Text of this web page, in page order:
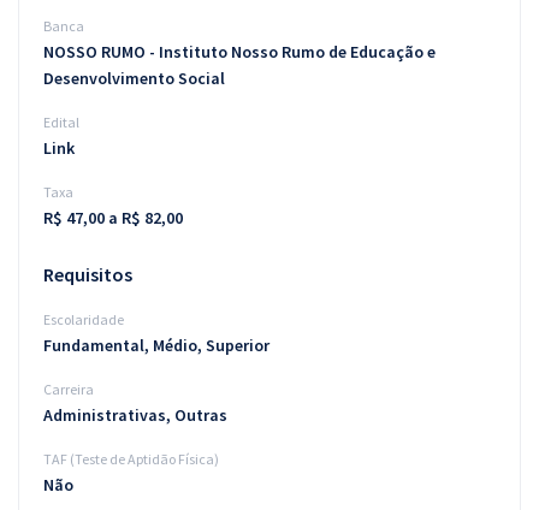
Banca
NOSSO RUMO - Instituto Nosso Rumo de Educação e
Desenvolvimento Social
Edital
Link
Taxa
R$ 47,00 a R$ 82,00
Requisitos
Escolaridade
Fundamental, Médio, Superior
Carreira
Administrativas, Outras
TAF (Teste de Aptidão Física)
Não